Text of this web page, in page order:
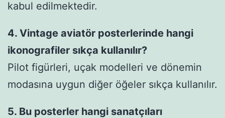
kabul edilmektedir.
4. Vintage aviatör posterlerinde hangi
ikonografiler sıkça kullanılır?
Pilot figürleri, uçak modelleri ve dönemin
modasına uygun diğer öğeler sıkça kullanılır.
5. Bu posterler hangi sanatçıları